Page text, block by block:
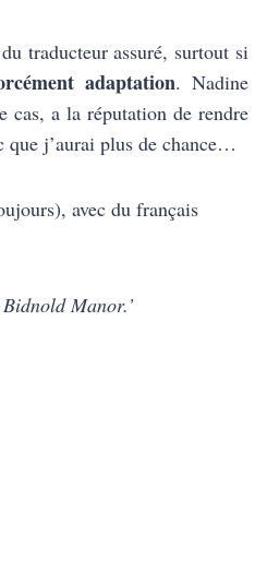
traducteur assuré, surtout si
adaptation. Nadine
cas, a la réputation de rendre
que j’aurai plus de chance…
avec du français
Manor.’